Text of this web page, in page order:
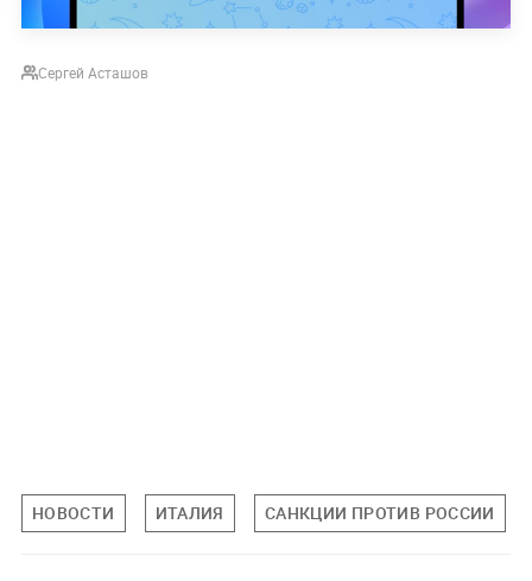
Сергей Асташов
НОВОСТИ ИТАЛИЯ САНКЦИИ ПРОТИВ РОССИИ